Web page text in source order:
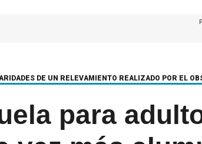
DE UN RELEVAMIENTO REALIZADO POR EL
para